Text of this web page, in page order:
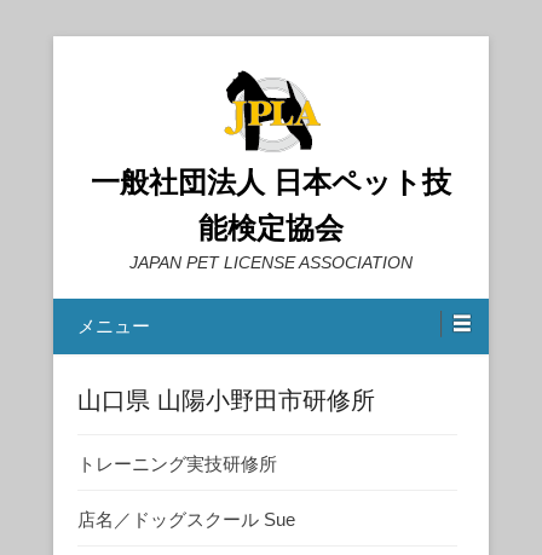
一般社団法人 日本ペット技
能検定協会
JAPAN PET LICENSE ASSOCIATION
メニュー
山口県 山陽小野田市研修所
トレーニング実技研修所
店名／ドッグスクール Sue